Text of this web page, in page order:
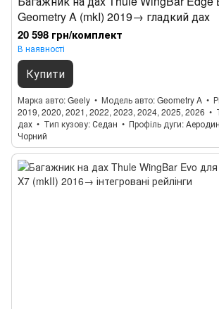
Geometry A (mkI) 2019→ гладкий дах
20 598 грн/комплект
В наявності
Купити
Марка авто Geely Модель авто Geometry A
2019, 2020, 2021, 2022, 2023, 2024, 2025, 2026
дах
Тип кузову Седан Профіль дуги
Чорний